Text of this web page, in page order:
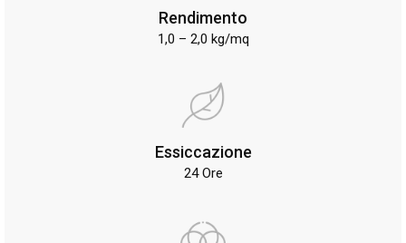
Rendimento
1,0 – 2,0 kg/mq
Essiccazione
24 Ore